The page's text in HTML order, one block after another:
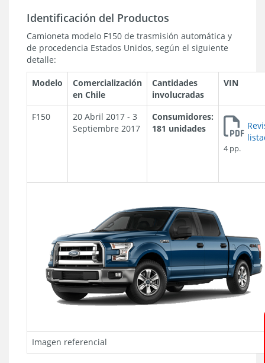
Identificación del Productos
Camioneta modelo F150 de trasmisión automática y
de procedencia Estados Unidos, según el siguiente
detalle:
Modelo
Comercialización
en Chile
Cantidades
involucradas
VIN
F150
20 Abril 2017 - 3
Septiembre 2017
Consumidores:
181 unidades
4 pp.
Imagen referencial